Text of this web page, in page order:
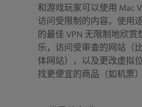
和游戏玩家可以使用 Mac
访问受限制的内容。使用
的最佳 VPN 无限制地欣赏
乐，访问受审查的网站（
体网站），以及更改虚拟
找更便宜的商品（如机票）